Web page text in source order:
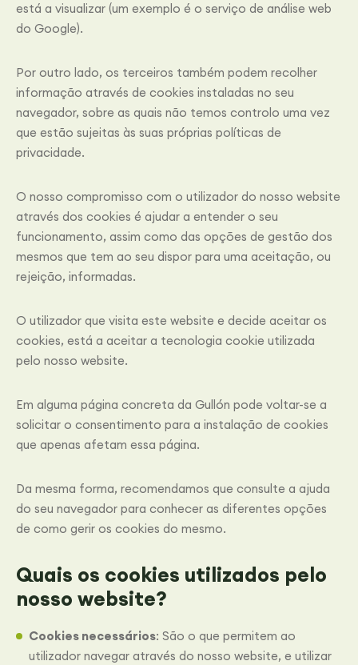
está a visualizar (um exemplo é o serviço de análise web
do Google).
Por outro lado, os terceiros também podem recolher
informação através de cookies instaladas no seu
navegador, sobre as quais não temos controlo uma vez
que estão sujeitas às suas próprias políticas de
privacidade.
O nosso compromisso com o utilizador do nosso website
através dos cookies é ajudar a entender o seu
funcionamento, assim como das opções de gestão dos
mesmos que tem ao seu dispor para uma aceitação, ou
rejeição, informadas.
O utilizador que visita este website e decide aceitar os
cookies, está a aceitar a tecnologia cookie utilizada
pelo nosso website.
Em alguma página concreta da Gullón pode voltar-se a
solicitar o consentimento para a instalação de cookies
que apenas afetam essa página.
Da mesma forma, recomendamos que consulte a ajuda
do seu navegador para conhecer as diferentes opções
de como gerir os cookies do mesmo.
Quais os cookies utilizados pelo
nosso website?
Cookies necessários: São o que permitem ao
utilizador navegar através do nosso website, e utilizar